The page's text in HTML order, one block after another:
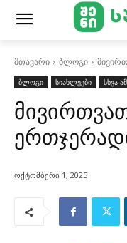
მთავარი ბლოგი
ბლოგი
სიახლეები სხვა-
ოქტომბერი 1, 2025